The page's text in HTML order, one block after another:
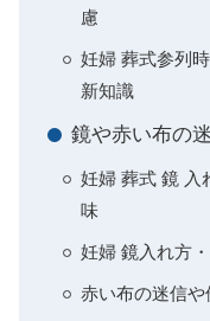
慮
妊婦 葬式参列
新知識
鏡や赤い布の
妊婦 葬式 鏡 入
味
妊婦 鏡入れ方
赤い布の迷信や